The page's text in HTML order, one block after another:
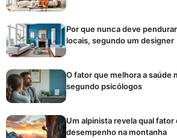
Por que nunca deve
locais, segundo um designer
O fator que melhora a saúde
segundo psicólogos
Um alpinista revela qual fator
desempenho na montanha